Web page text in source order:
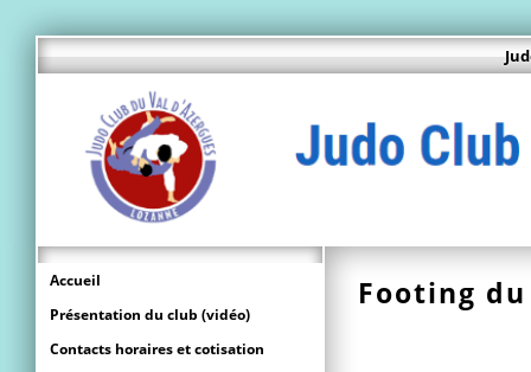
Footing
Accueil
Présentation du club (vidéo)
Contacts horaires et cotisation